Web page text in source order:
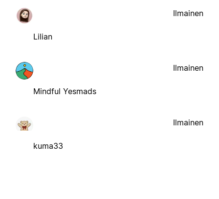
Lilian
Ilmainen
Mindful Yesmads
Ilmainen
kuma33
Ilmainen